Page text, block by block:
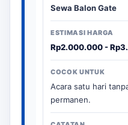
Sewa Balon Gate
Rp2.000.000 -
Acara satu hari
permanen.